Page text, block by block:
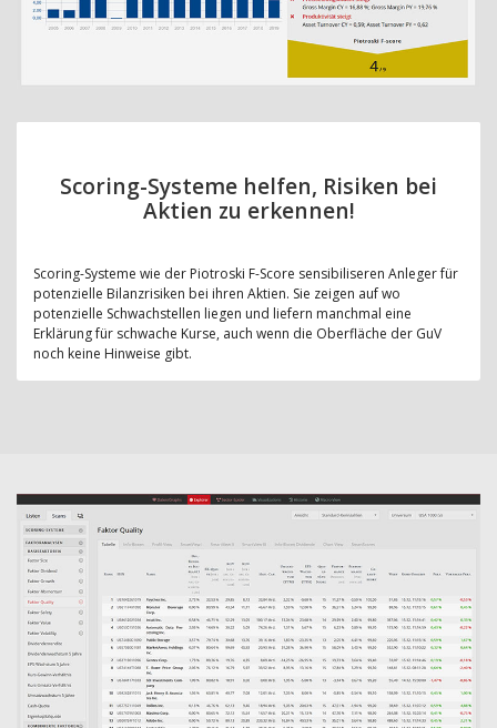
Scoring-Systeme helfen, Risiken bei
Aktien zu erkennen!
Scoring-Systeme wie der Piotroski F-Score sensibiliseren Anleger für
potenzielle Bilanzrisiken bei ihren Aktien. Sie zeigen auf wo
potenzielle Schwachstellen liegen und liefern manchmal eine
Erklärung für schwache Kurse, auch wenn die Oberfläche der GuV
noch keine Hinweise gibt.